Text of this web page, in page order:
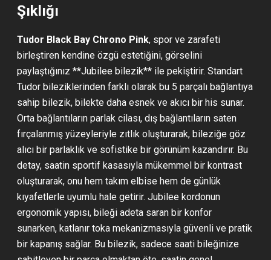
Şıklığı
Tudor Black Bay Chrono Pink, spor ve zarafeti
birleştiren kendine özgü estetiğini, görselini
paylaştığınız **Jubilee bilezik** ile pekiştirir. Standart
Tudor bileziklerinden farklı olarak bu 5 parçalı bağlantıya
sahip bilezik, bilekte daha esnek ve akıcı bir his sunar.
Orta bağlantıların parlak cilası, dış bağlantıların saten
fırçalanmış yüzeyleriyle zıtlık oluşturarak, bileziğe göz
alıcı bir parlaklık ve sofistike bir görünüm kazandırır. Bu
detay, saatin sportif kasasıyla mükemmel bir kontrast
oluşturarak, onu hem takım elbise hem de günlük
kıyafetlerle uyumlu hale getirir. Jubilee kordonun
ergonomik yapısı, bileği adeta saran bir konfor
sunarken, katlanır toka mekanizmasıyla güvenli ve pratik
bir kapanış sağlar. Bu bilezik, sadece saati bileğinize